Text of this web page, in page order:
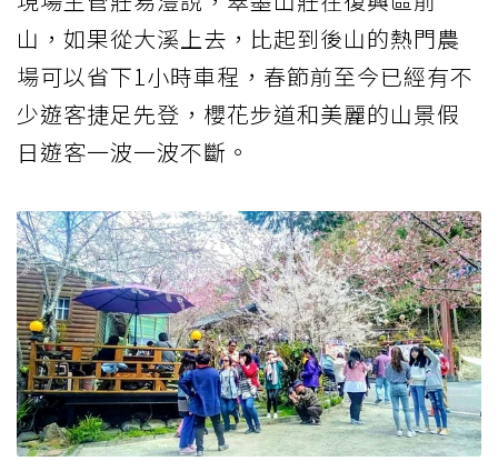
山，如果從大溪上去，比起到後山的熱門農
場可以省下1小時車程，春節前至今已經有不
少遊客捷足先登，櫻花步道和美麗的山景假
日遊客一波一波不斷。